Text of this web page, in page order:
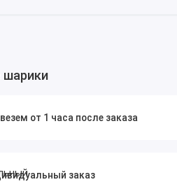
от 1 часа после заказа
заказ